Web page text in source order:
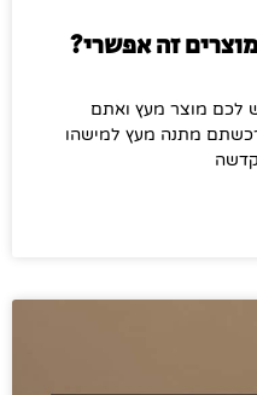
זה אפשרי?
לכם מוצר מעץ ואתם
מתנה מעץ למישהו